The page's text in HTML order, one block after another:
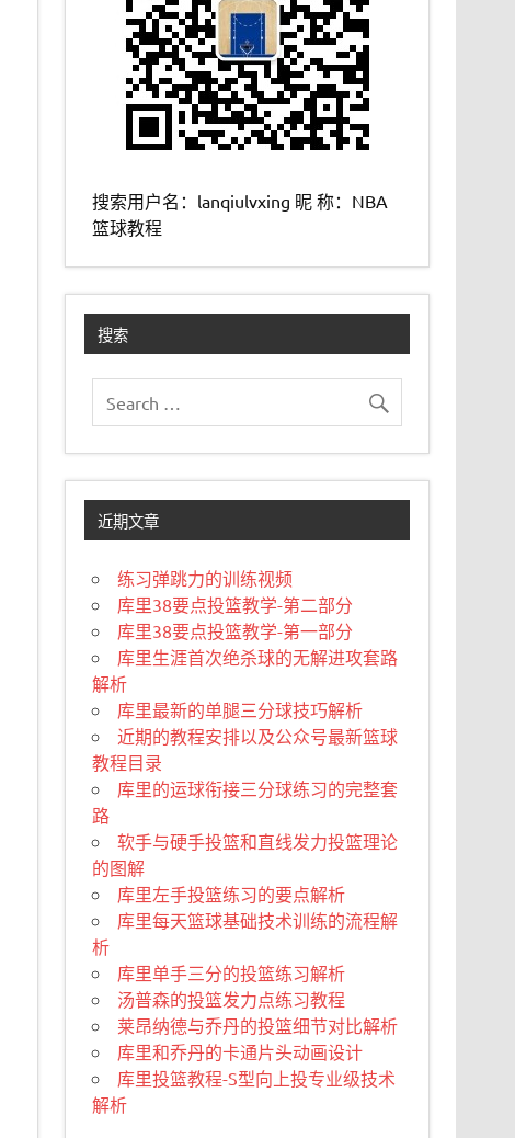
搜索用户名：lanqiulvxing 昵 称：NBA
篮球教程
搜索
近期文章
练习弹跳力的训练视频
库里38要点投篮教学-第二部分
库里38要点投篮教学-第一部分
库里生涯首次绝杀球的无解进攻套路
解析
库里最新的单腿三分球技巧解析
近期的教程安排以及公众号最新篮球
教程目录
库里的运球衔接三分球练习的完整套
路
软手与硬手投篮和直线发力投篮理论
的图解
库里左手投篮练习的要点解析
库里每天篮球基础技术训练的流程解
析
库里单手三分的投篮练习解析
汤普森的投篮发力点练习教程
莱昂纳德与乔丹的投篮细节对比解析
库里和乔丹的卡通片头动画设计
库里投篮教程-S型向上投专业级技术
解析